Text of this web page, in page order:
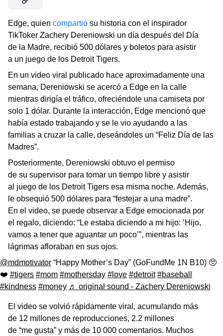
Edge, quien compartió su historia con el inspirador
TikToker Zachery Dereniowski un día después del Día
de la Madre, recibió 500 dólares y boletos para asistir
a un juego de los Detroit Tigers.
En un video viral publicado hace aproximadamente una
semana, Dereniowski se acercó a Edge en la calle
mientras dirigía el tráfico, ofreciéndole una camiseta por
solo 1 dólar. Durante la interacción, Edge mencionó que
había estado trabajando y se le vio ayudando a las
familias a cruzar la calle, deseándoles un “Feliz Día de las
Madres”.
Posteriormente, Dereniowski obtuvo el permiso
de su supervisor para tomar un tiempo libre y asistir
al juego de los Detroit Tigers esa misma noche. Además,
le obsequió 500 dólares para “festejar a una madre”.
En el video, se puede observar a Edge emocionada por
el regalo, diciendo: “Le estaba diciendo a mi hijo: ’Hijo,
vamos a tener que aguantar un poco’”, mientras las
lágrimas afloraban en sus ojos.
@mdmotivator “Happy Mother’s Day” (GoFundMe 1N B10) 🥺
❤️ #tigers #mom #mothersday #love #detroit #baseball
#kindness #money ♬ original sound - Zachery Dereniowski
El video se volvió rápidamente viral, acumulando más
de 12 millones de reproducciones, 2.2 millones
de “me gusta” y más de 10 000 comentarios. Muchos